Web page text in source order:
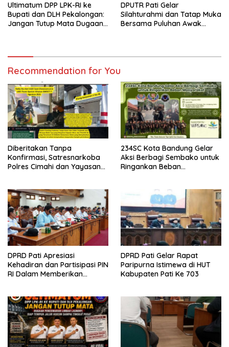
Ultimatum DPP LPK-RI ke
Bupati dan DLH Pekalongan:
Jangan Tutup Mata Dugaan
DPUTR Pati Gelar
Silahturahmi dan Tatap Muka
Bersama Puluhan Awak
Recommendation for You
Diberitakan Tanpa
Konfirmasi, Satresnarkoba
Polres Cimahi dan Yayasan
234SC Kota Bandung Gelar
Aksi Berbagi Sembako untuk
Ringankan Beban
DPRD Pati Apresiasi
Kehadiran dan Partisipasi PIN
RI Dalam Memberikan
DPRD Pati Gelar Rapat
Paripurna Istimewa di HUT
Kabupaten Pati Ke 703